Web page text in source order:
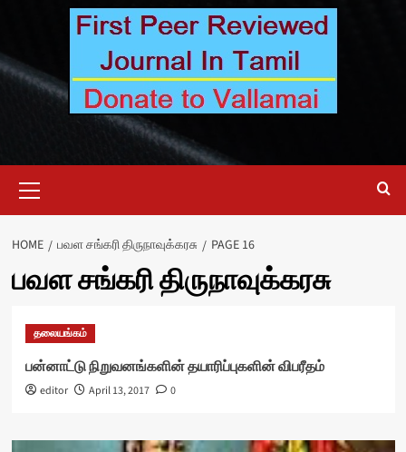
Menu
HOME பவள சங்கரி திருநாவுக்கரசு PAGE 16
பவள சங்கரி திருநாவுக்கரசு
தலையங்கம்
பன்னாட்டு நிறுவனங்களின் தயாரிப்புகளின் விபரீதம்
editor April 13, 2017 0